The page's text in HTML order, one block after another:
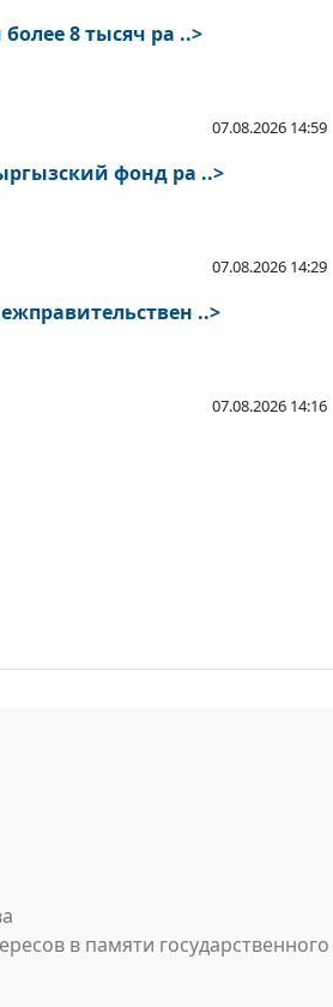
8 тысяч ра ..>
07.08.2026 14:59
фонд ра ..>
07.08.2026 14:29
..>
07.08.2026 14:16
в памяти государственного